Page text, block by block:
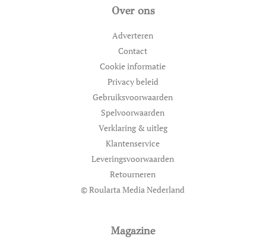
Over ons
Adverteren
Contact
Cookie informatie
Privacy beleid
Gebruiksvoorwaarden
Spelvoorwaarden
Verklaring & uitleg
Klantenservice
Leveringsvoorwaarden
Retourneren
© Roularta Media Nederland
Magazine